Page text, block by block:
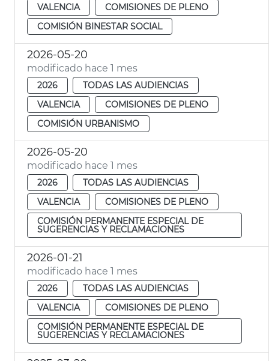
VALENCIA
COMISIONES DE PLENO
COMISIÓN BINESTAR SOCIAL
2026-05-20
modificado hace 1 mes
2026
TODAS LAS AUDIENCIAS
VALENCIA
COMISIONES DE PLENO
COMISIÓN URBANISMO
2026-05-20
modificado hace 1 mes
2026
TODAS LAS AUDIENCIAS
VALENCIA
COMISIONES DE PLENO
COMISIÓN PERMANENTE ESPECIAL DE
SUGERENCIAS Y RECLAMACIONES
2026-01-21
modificado hace 1 mes
2026
TODAS LAS AUDIENCIAS
VALENCIA
COMISIONES DE PLENO
COMISIÓN PERMANENTE ESPECIAL DE
SUGERENCIAS Y RECLAMACIONES